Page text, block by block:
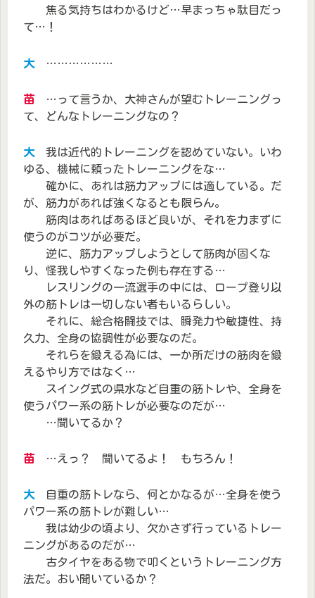
焦る気持ちはわかるけど…早まっちゃ駄目だっ
て…！
大………………
苗 …って言うか、大神さんが望むトレーニングっ
て、どんなトレーニングなの？
大我は近代的トレーニングを認めていない。いわ
ゆる、機械に頼ったトレーニングをな…
確かに、あれは筋力アップには適している。だ
が、筋力があれば強くなるとも限らん。
筋肉はあればあるほど良いが、それを力まずに
使うのがコツが必要だ。
逆に、筋力アップしようとして筋肉が固くな
り、怪我しやすくなった例も存在する…
レスリングの一流選手の中には、ロープ登り以
外の筋トレは一切しない者もいるらしい。
それに、総合格闘技では、瞬発力や敏捷性、持
久力、全身の協調性が必要なのだ。
それらを鍛える為には、一か所だけの筋肉を鍛
えるやり方ではなく…
スイング式の県水など自重の筋トレや、全身を
使うパワー系の筋トレが必要なのだが…
…聞いてるか？
苗 …えっ？ 聞いてるよ！ もちろん！
大自重の筋トレなら、何とかなるが…全身を使う
パワー系の筋トレが難しい…
我は幼少の頃より、欠かさず行っているトレー
ニングがあるのだが…
古タイヤをある物で叩くというトレーニング方
法だ。おい聞いているか？